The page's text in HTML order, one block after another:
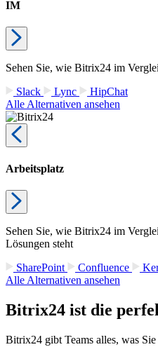
IM
Sehen Sie, wie Bitrix24 im
Slack
Lync
HipChat
Alle Alternativen ansehen
Arbeitsplatz
Sehen Sie, wie Bitrix24 im
Lösungen steht
SharePoint
Confluence
Alle Alternativen ansehen
Bitrix24 ist die
Bitrix24 gibt Teams alles, was